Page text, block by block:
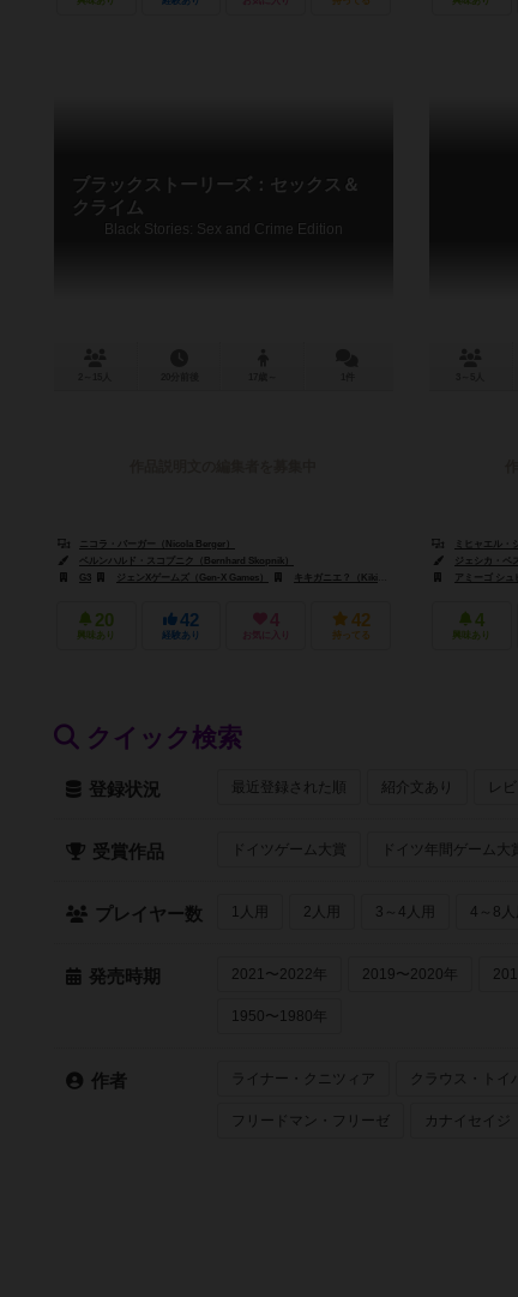
ブラックストーリーズ：セックス＆
クライム
Black Stories: Sex and Crime Edition
ニコラ・バーガー（Nicola Berger）
ベルンハルド・スコプニク（Bernhard Skopnik）
G3
ジェンXゲームズ（Gen-X Games） キキガニエ？（Kikigagne?）
20
興味あり
42
経験あり
4
お気に入り
42
持ってる
ミヒャエル・
ジェシカ・ベ
アミーゴ シュ
4
興味あり
クイック検索
登録状況 最近登録された順 紹介文あり レ
受賞作品 ドイツゲーム大賞 ドイツ年間ゲーム大賞
プレイヤー数 1人用 2人用 3～4人用 4～8人
発売時期 2021〜2022年 2019〜2020年
1950〜1980年
作者 ライナー・クニツィア クラウス・トイ
フリードマン・フリーゼ カナイセイジ